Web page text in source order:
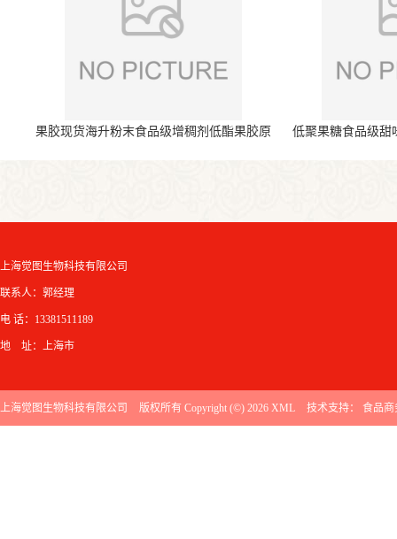
果胶现货海升粉末食品级增稠剂低酯果胶原
低聚果糖食品级甜
上海觉图生物科技有限公司
联系人：郭经理
电 话：13381511189
地 址：上海市
上海觉图生物科技有限公司 版权所有 Copyright (©) 2026 XML 技术支持： 食品商